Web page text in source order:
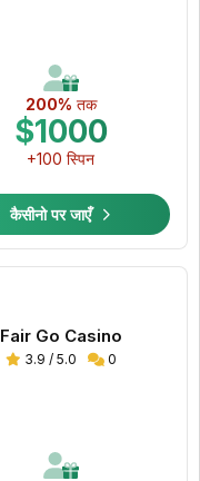
200% तक
$1000
+100 स्पिन
कैसीनो पर जाएँ
Fair Go Casino
3.9 / 5.0 0